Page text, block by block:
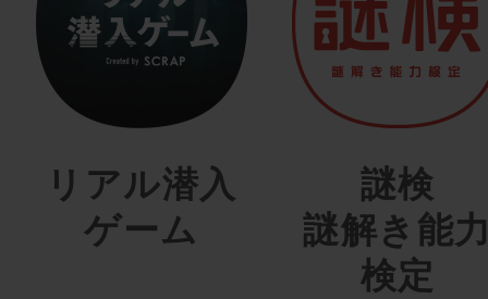
リアル潜入
ゲーム
謎検
謎解き能
検定